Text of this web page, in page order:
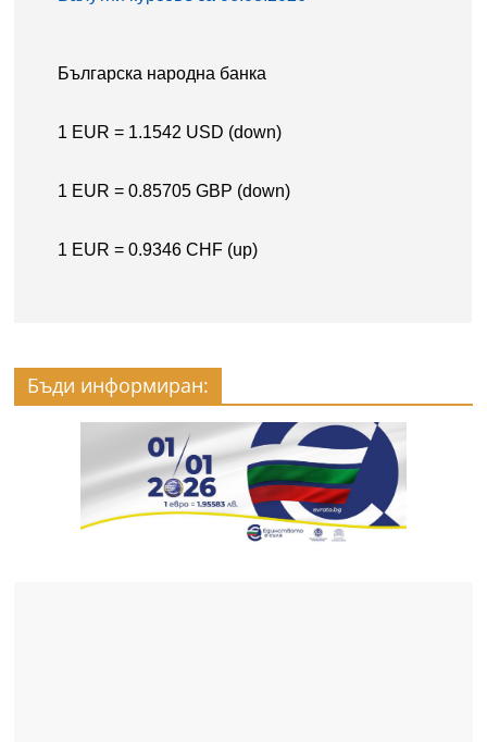
Бъди информиран: